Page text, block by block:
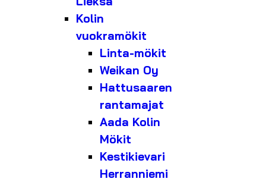
Kolin
vuokramökit
Linta-mökit
Weikan Oy
Hattusaaren
rantamajat
Aada Kolin
Mökit
Kestikievari
Herranniemi